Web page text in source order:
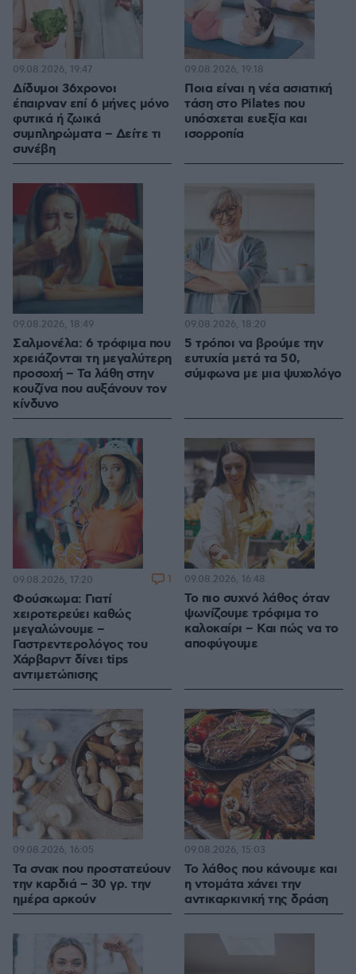
Δίδυμοι 36χρονοι
έπαιρναν επί 6 μήνες μόνο
φυτικά ή ζωικά
συμπληρώματα – Δείτε τι
συνέβη
09.08.2026, 19:47
Ποια είναι η νέα ασιατική
τάση στο Pilates που
υπόσχεται ευεξία και
ισορροπία
09.08.2026, 19:18
Σαλμονέλα: 6 τρόφιμα που
χρειάζονται τη μεγαλύτερη
προσοχή – Τα λάθη στην
κουζίνα που αυξάνουν τον
κίνδυνο
09.08.2026, 18:49
5 τρόποι να βρούμε την
ευτυχία μετά τα 50,
σύμφωνα με μια ψυχολόγο
09.08.2026, 18:20
Φούσκωμα: Γιατί
χειροτερεύει καθώς
μεγαλώνουμε –
Γαστρεντερολόγος του
Χάρβαρντ δίνει tips
αντιμετώπισης
09.08.2026, 17:20 1
Το πιο συχνό λάθος όταν
ψωνίζουμε τρόφιμα το
καλοκαίρι – Και πώς να το
αποφύγουμε
09.08.2026, 16:48
Τα σνακ που προστατεύουν
την καρδιά – 30 γρ. την
ημέρα αρκούν
09.08.2026, 16:05
Το λάθος που κάνουμε και
η ντομάτα χάνει την
αντικαρκινική της δράση
09.08.2026, 15:03